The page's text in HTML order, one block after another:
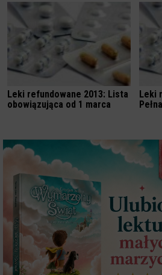
Leki refundowane 2013: Lista
obowiązująca od 1 marca
Leki